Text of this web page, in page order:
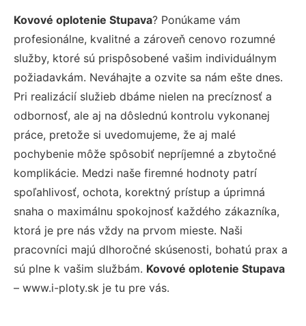
Kovové oplotenie Stupava? Ponúkame vám
profesionálne, kvalitné a zároveň cenovo rozumné
služby, ktoré sú prispôsobené vašim individuálnym
požiadavkám. Neváhajte a ozvite sa nám ešte dnes.
Pri realizácií služieb dbáme nielen na precíznosť a
odbornosť, ale aj na dôslednú kontrolu vykonanej
práce, pretože si uvedomujeme, že aj malé
pochybenie môže spôsobiť nepríjemné a zbytočné
komplikácie. Medzi naše firemné hodnoty patrí
spoľahlivosť, ochota, korektný prístup a úprimná
snaha o maximálnu spokojnosť každého zákazníka,
ktorá je pre nás vždy na prvom mieste. Naši
pracovníci majú dlhoročné skúsenosti, bohatú prax a
sú plne k vašim službám. Kovové oplotenie Stupava
– www.i-ploty.sk je tu pre vás.